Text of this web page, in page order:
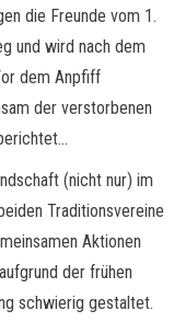
die Freunde vom 1.
und wird nach dem
dem Anpfiff
der verstorbenen
(nicht nur) im
Traditionsvereine
Aktionen
der frühen
schwierig gestaltet.